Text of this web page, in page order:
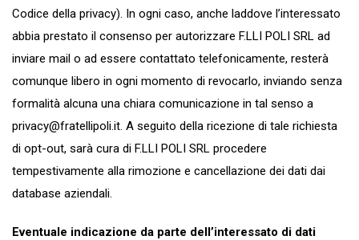
Codice della privacy). In ogni caso, anche laddove l’interessato
abbia prestato il consenso per autorizzare F.LLI POLI SRL ad
inviare mail o ad essere contattato telefonicamente, resterà
comunque libero in ogni momento di revocarlo, inviando senza
formalità alcuna una chiara comunicazione in tal senso a
privacy@fratellipoli.it. A seguito della ricezione di tale richiesta
di opt-out, sarà cura di F.LLI POLI SRL procedere
tempestivamente alla rimozione e cancellazione dei dati dai
database aziendali.
Eventuale indicazione da parte dell’interessato di dati